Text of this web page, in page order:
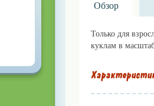
Обзор
Только для
куклам в